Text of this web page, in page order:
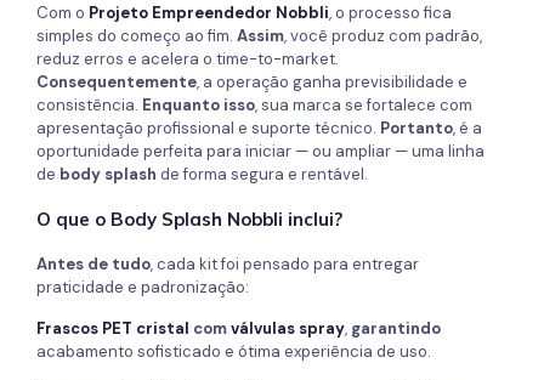
Com o Projeto Empreendedor Nobbli, o processo fica
simples do começo ao fim. Assim, você produz com padrão,
reduz erros e acelera o time-to-market.
Consequentemente, a operação ganha previsibilidade e
consistência. Enquanto isso, sua marca se fortalece com
apresentação profissional e suporte técnico. Portanto, é a
oportunidade perfeita para iniciar — ou ampliar — uma linha
de body splash de forma segura e rentável.
O que o Body Splash Nobbli inclui?
Antes de tudo, cada kit foi pensado para entregar
praticidade e padronização:
Frascos PET cristal comválvulas spray, garantindo
acabamento sofisticado e ótima experiência de uso.